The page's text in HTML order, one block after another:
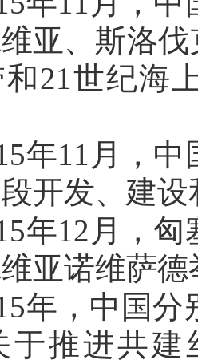
亚、斯洛
21世纪海
年11月，
开发、建
年12月，
亚诺维萨德
年，中国
于推进共